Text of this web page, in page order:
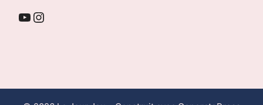
YouTube
Instagram